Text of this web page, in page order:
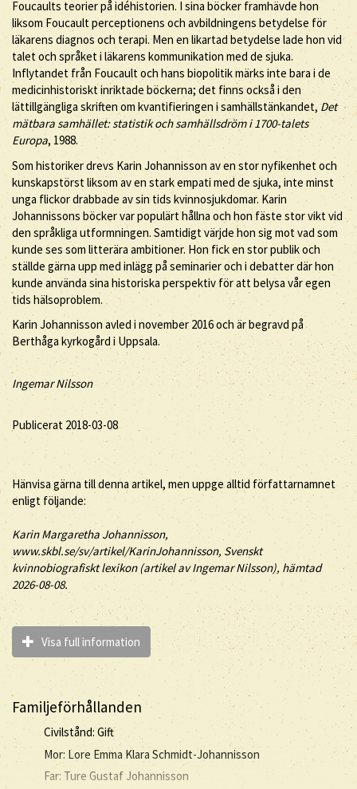
Foucaults teorier på idéhistorien. I sina böcker framhävde hon
liksom Foucault perceptionens och avbildningens betydelse för
läkarens diagnos och terapi. Men en likartad betydelse lade hon vid
talet och språket i läkarens kommunikation med de sjuka.
Inflytandet från Foucault och hans biopolitik märks inte bara i de
medicinhistoriskt inriktade böckerna; det finns också i den
lättillgängliga skriften om kvantifieringen i samhällstänkandet, Det
mätbara samhället: statistik och samhällsdröm i 1700-talets
Europa, 1988.
Som historiker drevs Karin Johannisson av en stor nyfikenhet och
kunskapstörst liksom av en stark empati med de sjuka, inte minst
unga flickor drabbade av sin tids kvinnosjukdomar. Karin
Johannissons böcker var populärt hållna och hon fäste stor vikt vid
den språkliga utformningen. Samtidigt värjde hon sig mot vad som
kunde ses som litterära ambitioner. Hon fick en stor publik och
ställde gärna upp med inlägg på seminarier och i debatter där hon
kunde använda sina historiska perspektiv för att belysa vår egen
tids hälsoproblem.
Karin Johannisson avled i november 2016 och är begravd på
Berthåga kyrkogård i Uppsala.
Ingemar Nilsson
Publicerat 2018-03-08
Hänvisa gärna till denna artikel, men uppge alltid författarnamnet
enligt följande:
KarinMargarethaJohannisson,
www.skbl.se/sv/artikel/KarinJohannisson, Svenskt
kvinnobiografiskt lexikon (artikel avIngemar Nilsson), hämtad
2026-08-08.
Visa full information
Familjeförhållanden
Civilstånd: Gift
Mor: Lore Emma Klara Schmidt-Johannisson
Far: Ture Gustaf Johannisson